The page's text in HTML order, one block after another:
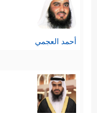
أحمد العجمي